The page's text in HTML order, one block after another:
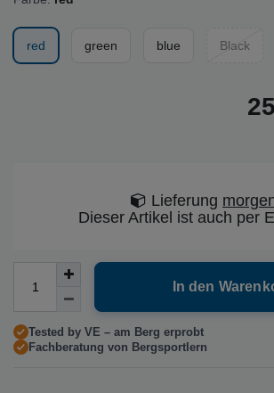
red green blue Black
Lieferung
Dieser Artikel ist auch per
In den
Tested by VE – am Berg erprobt
Fachberatung von Bergsportlern